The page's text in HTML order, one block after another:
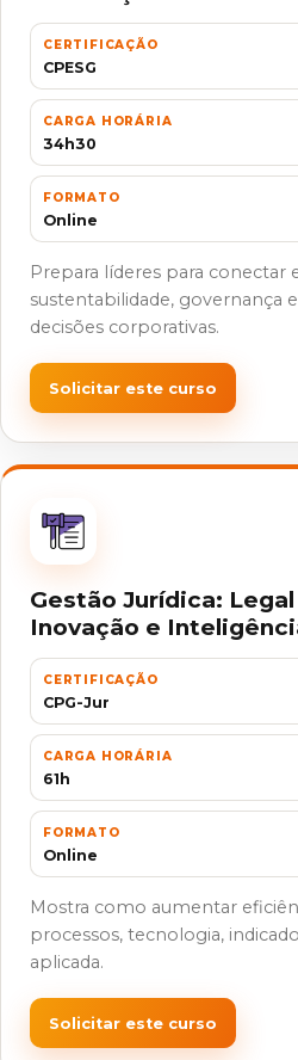
CERTIFICAÇÃO
CPESG
CARGA HORÁRIA
34h30
FORMATO
Online
Prepara líderes para conectar
sustentabilidade, governança
decisões corporativas.
Solicitar este curso
Gestão Jurídica:
Inovação e
CERTIFICAÇÃO
CPG-Jur
CARGA HORÁRIA
61h
FORMATO
Online
Mostra como aumentar
processos, tecnologia,
aplicada.
Solicitar este curso